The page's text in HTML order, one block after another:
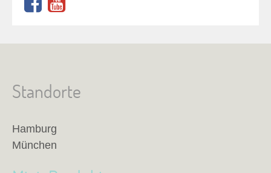
Standorte
Hamburg
München